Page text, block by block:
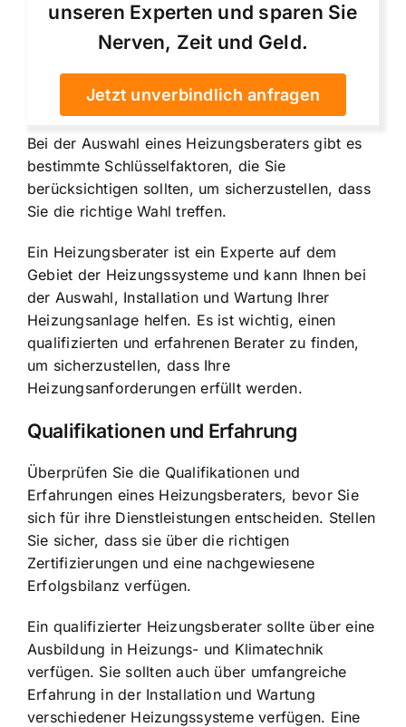
unseren Experten und sparen Sie
Nerven, Zeit und Geld.
Jetzt unverbindlich anfragen
Bei der Auswahl eines Heizungsberaters gibt es
bestimmte Schlüsselfaktoren, die Sie
berücksichtigen sollten, um sicherzustellen, dass
Sie die richtige Wahl treffen.
Ein Heizungsberater ist ein Experte auf dem
Gebiet der Heizungssysteme und kann Ihnen bei
der Auswahl, Installation und Wartung Ihrer
Heizungsanlage helfen. Es ist wichtig, einen
qualifizierten und erfahrenen Berater zu finden,
um sicherzustellen, dass Ihre
Heizungsanforderungen erfüllt werden.
Qualifikationen und Erfahrung
Überprüfen Sie die Qualifikationen und
Erfahrungen eines Heizungsberaters, bevor Sie
sich für ihre Dienstleistungen entscheiden. Stellen
Sie sicher, dass sie über die richtigen
Zertifizierungen und eine nachgewiesene
Erfolgsbilanz verfügen.
Ein qualifizierter Heizungsberater sollte über eine
Ausbildung in Heizungs- und Klimatechnik
verfügen. Sie sollten auch über umfangreiche
Erfahrung in der Installation und Wartung
verschiedener Heizungssysteme verfügen. Eine